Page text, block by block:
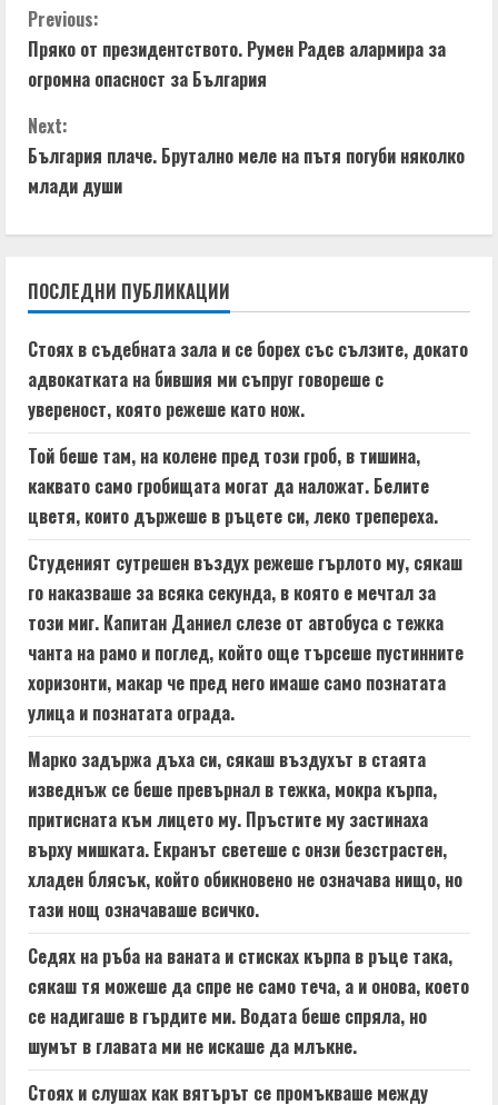
C
o
n
t
u
e
R
e
a
d
i
n
g
Previous:
Пряко от президентството. Румен Радев алармира за
огромна опасност за България
Next:
България плаче. Брутално меле на пътя погуби няколко
млади души
ПОСЛЕДНИ ПУБЛИКАЦИИ
Стоях в съдебната зала и се борех със сълзите, докато
адвокатката на бившия ми съпруг говореше с
увереност, която режеше като нож.
Той беше там, на колене пред този гроб, в тишина,
каквато само гробищата могат да наложат. Белите
цветя, които държеше в ръцете си, леко трепереха.
Студеният сутрешен въздух режеше гърлото му, сякаш
го наказваше за всяка секунда, в която е мечтал за
този миг. Капитан Даниел слезе от автобуса с тежка
чанта на рамо и поглед, който още търсеше пустинните
хоризонти, макар че пред него имаше само познатата
улица и познатата ограда.
Марко задържа дъха си, сякаш въздухът в стаята
изведнъж се беше превърнал в тежка, мокра кърпа,
притисната към лицето му. Пръстите му застинаха
върху мишката. Екранът светеше с онзи безстрастен,
хладен блясък, който обикновено не означава нищо, но
тази нощ означаваше всичко.
Седях на ръба на ваната и стисках кърпа в ръце така,
сякаш тя можеше да спре не само теча, а и онова, което
се надигаше в гърдите ми. Водата беше спряла, но
шумът в главата ми не искаше да млъкне.
Стоях и слушах как вятърът се промъкваше между